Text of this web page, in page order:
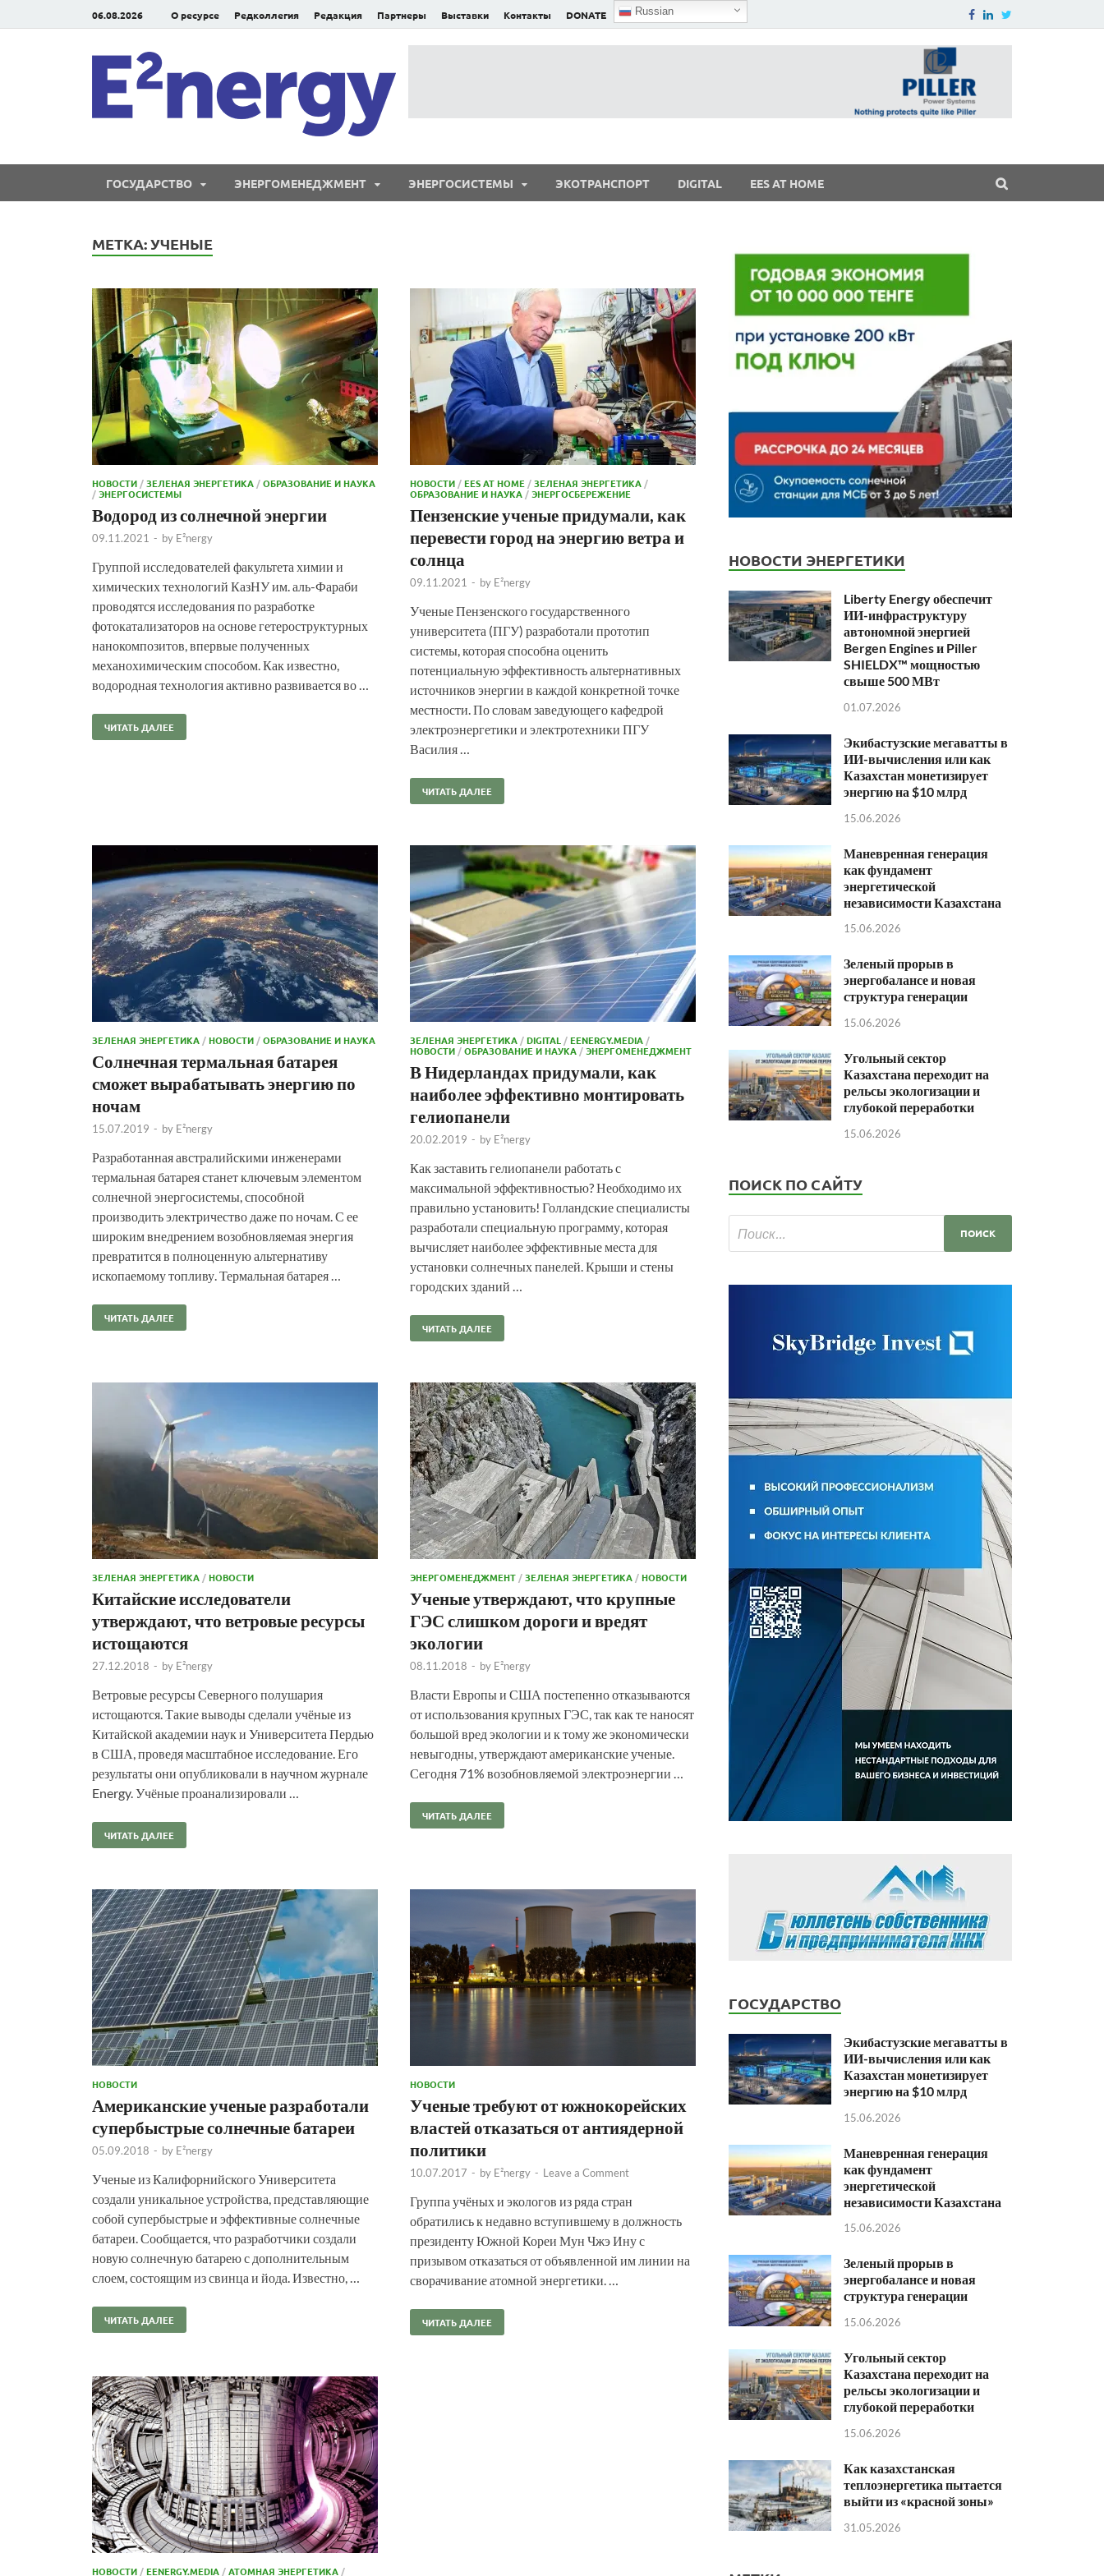
06.08.2026 О ресурсе Редколлегия Редакция Партнеры Выставки Контакты DONATE Russian
ГОСУДАРСТВО ЭНЕРГОМЕНЕДЖМЕНТ ЭНЕРГОСИСТЕМЫ ЭКОТРАНСПОРТ DIGITAL EES AT HOME
МЕТКА:УЧЕНЫЕ
НОВОСТИ /ЗЕЛЕНАЯ ЭНЕРГЕТИКА /ОБРАЗОВАНИЕ И НАУКА
/ЭНЕРГОСИСТЕМЫ
Водород из солнечной энергии
09.11.2021 - by E²nergy
Группой исследователей факультета химии и
химических технологий КазНУ им. аль-Фараби
проводятся исследования по разработке
фотокатализаторов на основе гетероструктурных
нанокомпозитов, впервые полученных
механохимическим способом. Как известно,
водородная технология активно развивается во …
ЧИТАТЬ ДАЛЕЕ
НОВОСТИ /EES AT HOME /ЗЕЛЕНАЯ ЭНЕРГЕТИКА /
ОБРАЗОВАНИЕ И НАУКА /ЭНЕРГОСБЕРЕЖЕНИЕ
Пензенские ученые придумали, как
перевести город на энергию ветра и
солнца
09.11.2021 - by E²nergy
Ученые Пензенского государственного
университета (ПГУ) разработали прототип
системы, которая способна оценить
потенциальную эффективность альтернативных
источников энергии в каждой конкретной точке
местности. По словам заведующего кафедрой
электроэнергетики и электротехники ПГУ
Василия …
ЧИТАТЬ ДАЛЕЕ
ЗЕЛЕНАЯ ЭНЕРГЕТИКА /НОВОСТИ /ОБРАЗОВАНИЕ И НАУКА
Солнечная термальная батарея
сможет вырабатывать энергию по
ночам
15.07.2019 - by E²nergy
Разработанная австралийскими инженерами
термальная батарея станет ключевым элементом
солнечной энергосистемы, способной
производить электричество даже по ночам. С ее
широким внедрением возобновляемая энергия
превратится в полноценную альтернативу
ископаемому топливу. Термальная батарея …
ЧИТАТЬ ДАЛЕЕ
ЗЕЛЕНАЯ ЭНЕРГЕТИКА /DIGITAL /EENERGY.MEDIA /
НОВОСТИ /ОБРАЗОВАНИЕ И НАУКА /ЭНЕРГОМЕНЕДЖМЕНТ
В Нидерландах придумали, как
наиболее эффективно монтировать
гелиопанели
20.02.2019 - by E²nergy
Как заставить гелиопанели работать с
максимальной эффективностью? Необходимо их
правильно установить! Голландские специалисты
разработали специальную программу, которая
вычисляет наиболее эффективные места для
установки солнечных панелей. Крыши и стены
городских зданий …
ЧИТАТЬ ДАЛЕЕ
ЗЕЛЕНАЯ ЭНЕРГЕТИКА /НОВОСТИ
Китайские исследователи
утверждают, что ветровые ресурсы
истощаются
27.12.2018 - by E²nergy
Ветровые ресурсы Северного полушария
истощаются. Такие выводы сделали учёные из
Китайской академии наук и Университета Пердью
в США, проведя масштабное исследование. Его
результаты они опубликовали в научном журнале
Energy. Учёные проанализировали …
ЧИТАТЬ ДАЛЕЕ
ЭНЕРГОМЕНЕДЖМЕНТ /ЗЕЛЕНАЯ ЭНЕРГЕТИКА /НОВОСТИ
Ученые утверждают, что крупные
ГЭС слишком дороги и вредят
экологии
08.11.2018 - by E²nergy
Власти Европы и США постепенно отказываются
от использования крупных ГЭС, так как те наносят
большой вред экологии и к тому же экономически
невыгодны, утверждают американские ученые.
Сегодня 71% возобновляемой электроэнергии …
ЧИТАТЬ ДАЛЕЕ
НОВОСТИ
Американские ученые разработали
супербыстрые солнечные батареи
05.09.2018 - by E²nergy
Ученые из Калифорнийского Университета
создали уникальное устройства, представляющие
собой супербыстрые и эффективные солнечные
батареи. Сообщается, что разработчики создали
новую солнечную батарею с дополнительным
слоем, состоящим из свинца и йода. Известно, …
ЧИТАТЬ ДАЛЕЕ
НОВОСТИ
Ученые требуют от южнокорейских
властей отказаться от антиядерной
политики
10.07.2017 - by E²nergy - Leave a Comment
Группа учёных и экологов из ряда стран
обратились к недавно вступившему в должность
президенту Южной Кореи Мун Чжэ Ину с
призывом отказаться от объявленной им линии на
сворачивание атомной энергетики. …
ЧИТАТЬ ДАЛЕЕ
НОВОСТИ /EENERGY.MEDIA /АТОМНАЯ ЭНЕРГЕТИКА /
НОВОСТИ ЭНЕРГЕТИКИ
Liberty Energy обеспечит
ИИ-инфраструктуру
автономной энергией
Bergen Engines и Piller
SHIELDX™ мощностью
свыше 500 МВт
01.07.2026
Экибастузские мегаватты в
ИИ-вычисления или как
Казахстан монетизирует
энергию на $10 млрд
15.06.2026
Маневренная генерация
как фундамент
энергетической
независимости Казахстана
15.06.2026
Зеленый прорыв в
энергобалансе и новая
структура генерации
15.06.2026
Угольный сектор
Казахстана переходит на
рельсы экологизации и
глубокой переработки
15.06.2026
ПОИСК ПО САЙТУ
ГОСУДАРСТВО
Экибастузские мегаватты в
ИИ-вычисления или как
Казахстан монетизирует
энергию на $10 млрд
15.06.2026
Маневренная генерация
как фундамент
энергетической
независимости Казахстана
15.06.2026
Зеленый прорыв в
энергобалансе и новая
структура генерации
15.06.2026
Угольный сектор
Казахстана переходит на
рельсы экологизации и
глубокой переработки
15.06.2026
Как казахстанская
теплоэнергетика пытается
выйти из «красной зоны»
31.05.2026